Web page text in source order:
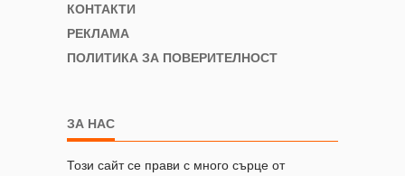
КОНТАКТИ
РЕКЛАМА
ПОЛИТИКА ЗА ПОВЕРИТЕЛНОСТ
ЗА НАС
Този сайт се прави с много сърце от